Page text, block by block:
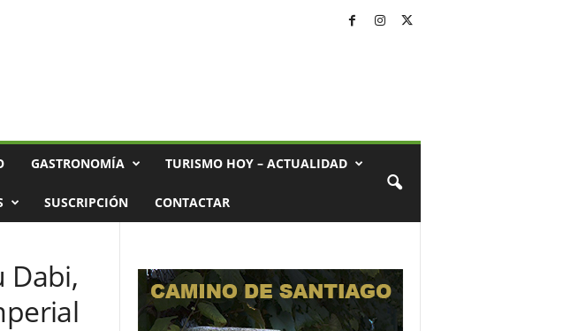
GASTRONOMÍA TURISMO HOY – ACTUALIDAD
SUSCRIPCIÓN CONTACTAR
Dabi,